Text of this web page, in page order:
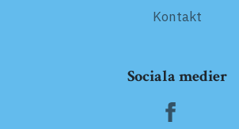
Kontakt
Sociala medier